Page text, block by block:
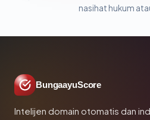
nasihat hukum
BungaayuScore
Intelijen domain otomatis dan